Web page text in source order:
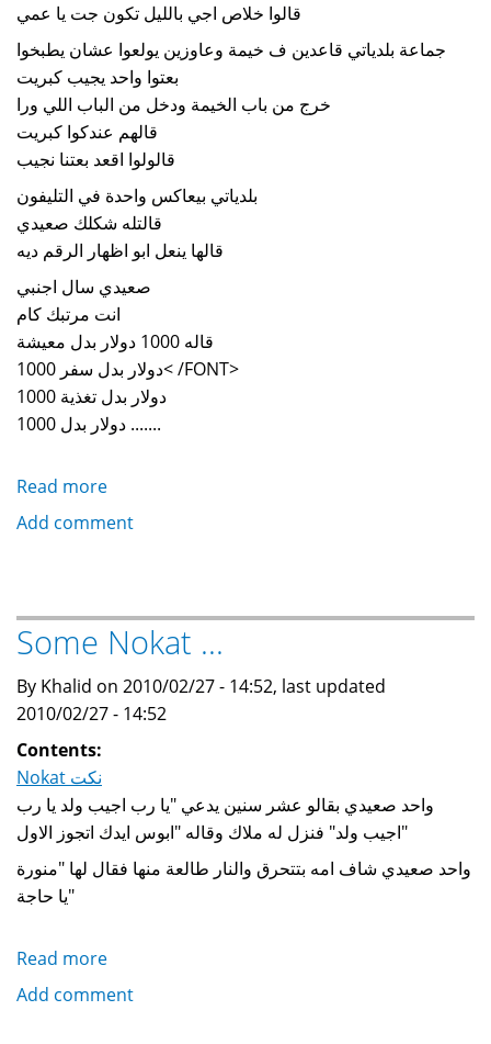
قالوا خلاص اجي بالليل تكون جت يا عمي
جماعة بلدياتي قاعدين ف خيمة وعاوزين يولعوا عشان يطبخوا
بعتوا واحد يجيب كبريت
خرج من باب الخيمة ودخل من الباب اللي ورا
قالهم عندكوا كبريت
قالولوا اقعد بعتنا نجيب
بلدياتي بيعاكس واحدة في التليفون
قالتله شكلك صعيدي
قالها ينعل ابو اظهار الرقم ديه
صعيدي سال اجنبي
انت مرتبك كام
قاله 1000 دولار بدل معيشة
1000 دولار بدل سفر< /FONT>
1000 دولار بدل تغذية
1000 دولار بدل .......
Read more
Assorted
نكت
مصرية
مشكلة
Add comment
Some Nokat ...
By Khalid on 2010/02/27 - 14:52, last updated
2010/02/27 - 14:52
Contents:
Nokat نكت
واحد صعيدي بقالو عشر سنين يدعي "يا رب اجيب ولد يا رب
اجيب ولد" فنزل له ملاك وقاله "ابوس ايدك اتجوز الاول"
واحد صعيدي شاف امه بتتحرق والنار طالعة منها فقال لها "منورة
يا حاجة"
Read more
Some
Add comment